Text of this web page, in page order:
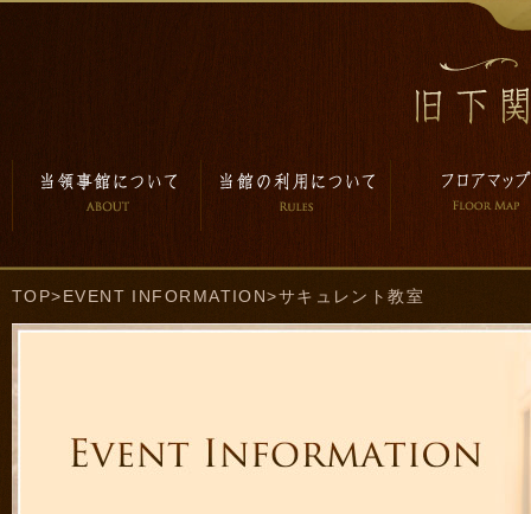
TOP>EVENT INFORMATION>サキュレント教室